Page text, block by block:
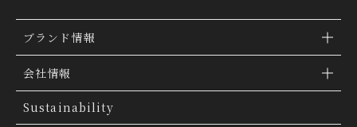
ブランド情報
ブランド検索
ブランドトピックス
会社情報
TSI トピックス
Sustainability